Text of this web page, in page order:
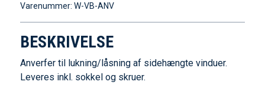
Varenummer: W-VB-ANV
BESKRIVELSE
Anverfer til lukning/låsning af sidehængte vinduer.
Leveres inkl. sokkel og skruer.